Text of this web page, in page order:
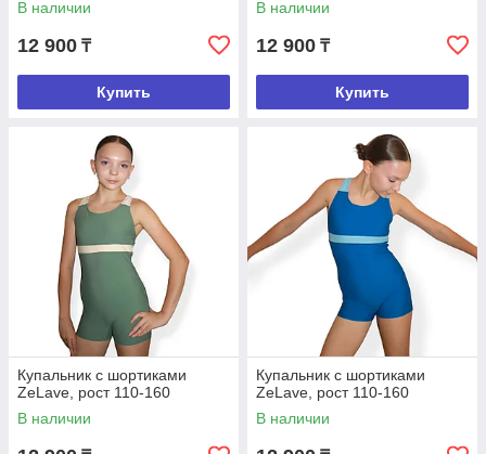
В наличии
12 900 ₸
Купить
В наличии
12 900 ₸
Купить
Купальник с шортиками
ZeLave, рост 110-160
В наличии
Купальник с шортиками
ZeLave, рост 110-160
В наличии